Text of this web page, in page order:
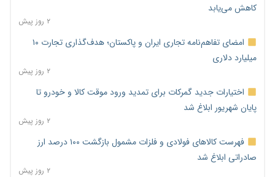
کاهش می‌یابد
۲ روز پیش
امضای تفاهم‌نامه تجاری ایران و پاکستان؛ هدف‌گذاری تجارت ۱۰
میلیارد دلاری
۲ روز پیش
اختیارات جدید گمرکات برای تمدید ورود موقت کالا و خودرو تا
پایان شهریور ابلاغ شد
۲ روز پیش
فهرست کالاهای فولادی و فلزات مشمول بازگشت ۱۰۰ درصد ارز
صادراتی ابلاغ شد
۲ روز پیش